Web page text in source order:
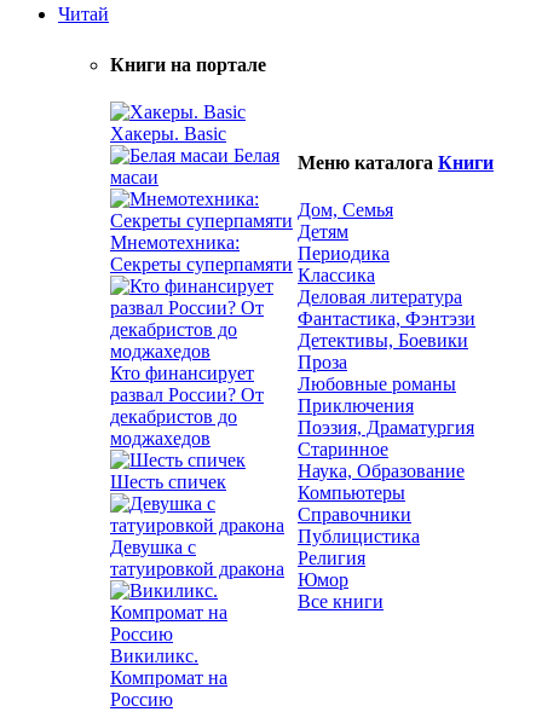
Читай
Книги на портале
Хакеры. Basic
Белая
масаи
Мнемотехника:
Секреты суперпамяти
Кто финансирует
развал России? От
декабристов до
моджахедов
Шесть спичек
Девушка с
татуировкой дракона
Викиликс.
Компромат на
Россию
Меню каталога Книги
Дом, Семья
Детям
Периодика
Классика
Деловая литература
Фантастика, Фэнтэзи
Детективы, Боевики
Проза
Любовные романы
Приключения
Поэзия, Драматургия
Старинное
Наука, Образование
Компьютеры
Справочники
Публицистика
Религия
Юмор
Все книги